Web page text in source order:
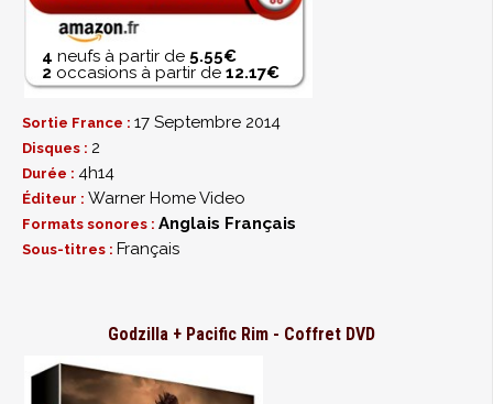
4 neufs à partir de 5.55€
2 occasions à partir de 12.17€
Sortie France : 17 Septembre 2014
Disques : 2
Durée : 4h14
Éditeur : Warner Home Video
Formats sonores : Anglais Français
Sous-titres : Français
Godzilla + Pacific Rim - Coffret DVD